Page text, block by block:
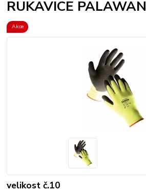
RUKAVICE PALAWAN
Akce
velikost č.10